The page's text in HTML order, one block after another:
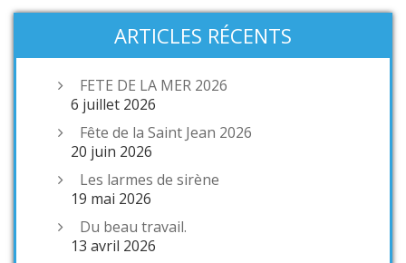
ARTICLES RÉCENTS
FETE DE LA MER 2026
6 juillet 2026
Fête de la Saint Jean 2026
20 juin 2026
Les larmes de sirène
19 mai 2026
Du beau travail.
13 avril 2026